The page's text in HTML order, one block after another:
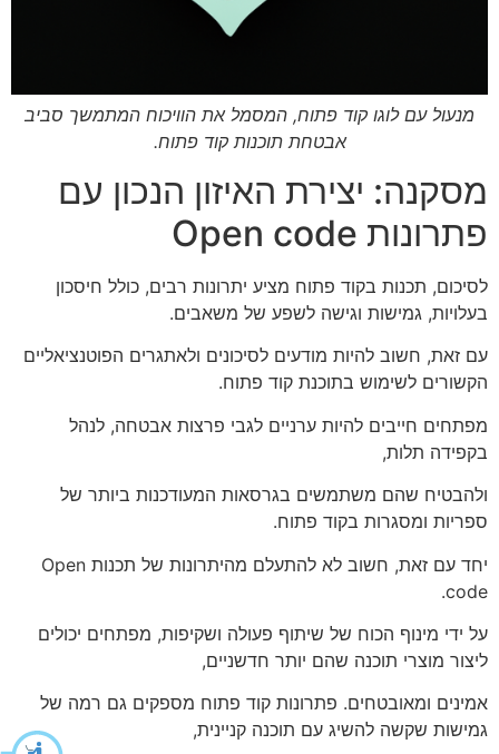
מנעול עם לוגו קוד פתוח, המסמל את הוויכוח המתמשך סביב
אבטחת תוכנות קוד פתוח.
מסקנה: יצירת האיזון הנכון עם
פתרונות Open code
לסיכום, תכנות בקוד פתוח מציע יתרונות רבים, כולל חיסכון
בעלויות, גמישות וגישה לשפע של משאבים.
עם זאת, חשוב להיות מודעים לסיכונים ולאתגרים הפוטנציאליים
הקשורים לשימוש בתוכנת קוד פתוח.
מפתחים חייבים להיות ערניים לגבי פרצות אבטחה, לנהל
בקפידה תלות,
ולהבטיח שהם משתמשים בגרסאות המעודכנות ביותר של
ספריות ומסגרות בקוד פתוח.
יחד עם זאת, חשוב לא להתעלם מהיתרונות של תכנות Open
code.
על ידי מינוף הכוח של שיתוף פעולה ושקיפות, מפתחים יכולים
ליצור מוצרי תוכנה שהם יותר חדשניים,
אמינים ומאובטחים. פתרונות קוד פתוח מספקים גם רמה של
גמישות שקשה להשיג עם תוכנה קניינית,